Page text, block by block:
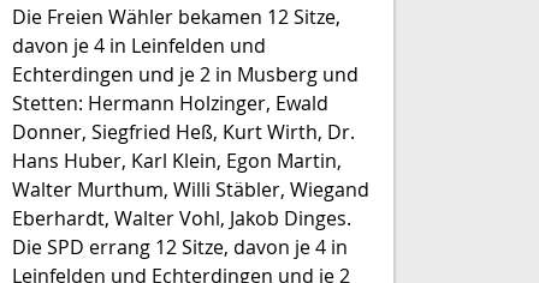
Die Freien Wähler bekamen 12 Sitze,
davon je 4 in Leinfelden und
Echterdingen und je 2 in Musberg und
Stetten: Hermann Holzinger, Ewald
Donner, Siegfried Heß, Kurt Wirth, Dr.
Hans Huber, Karl Klein, Egon Martin,
Walter Murthum, Willi Stäbler, Wiegand
Eberhardt, Walter Vohl, Jakob Dinges.
Die SPD errang 12 Sitze, davon je 4 in
Leinfelden und Echterdingen und je 2